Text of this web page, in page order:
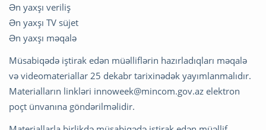
Ən yaxşı veriliş
Ən yaxşı TV süjet
Ən yaxşı məqalə
Müsabiqədə iştirak edən müəlliflərin hazırladıqları məqalə
və videomateriallar 25 dekabr tarixinədək yayımlanmalıdır.
Materialların linkləri innoweek@mincom.gov.az elektron
poçt ünvanına göndərilməlidir.